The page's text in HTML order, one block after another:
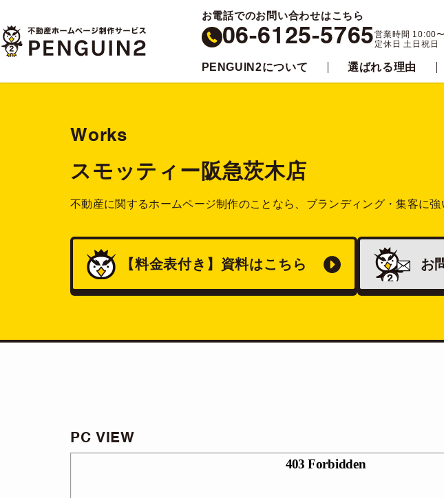
お電話でのお問い合わせはこちら
06-6125-5765営業時間 10:00
定休日 土日祝日
PENGUIN2について 選ばれる理由
Works
スモッティー阪急茨木店
不動産に関するホームページ制作のことなら、 ブランディング・集客に強
【料金表付き】 資料はこちら お
PC VIEW